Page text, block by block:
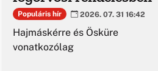
Populáris hír 2026. 07. 31 16:42
Hajmáskérre és Ösküre
vonatkozólag